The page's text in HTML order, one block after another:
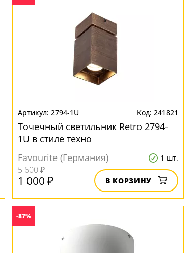
2794-1U 241821
Точечный светильник Retro 2794-
1U в стиле техно
Favourite (Германия)
1 шт.
5 600 ₽
1 000 ₽ В КОРЗИНУ
-87%